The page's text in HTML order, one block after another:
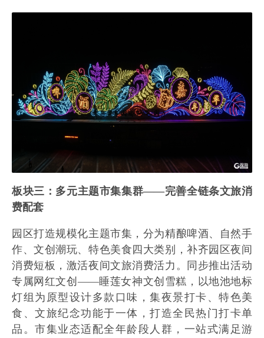
板块三：多元主题市集集群——完善全链条文旅消
费配套
园区打造规模化主题市集，分为精酿啤酒、自然手
作、文创潮玩、特色美食四大类别，补齐园区夜间
消费短板，激活夜间文旅消费活力。同步推出活动
专属网红文创——睡莲女神文创雪糕，以地池地标
灯组为原型设计多款口味，集夜景打卡、特色美
食、文旅纪念功能于一体，打造全民热门打卡单
品。市集业态适配全年龄段人群，一站式满足游